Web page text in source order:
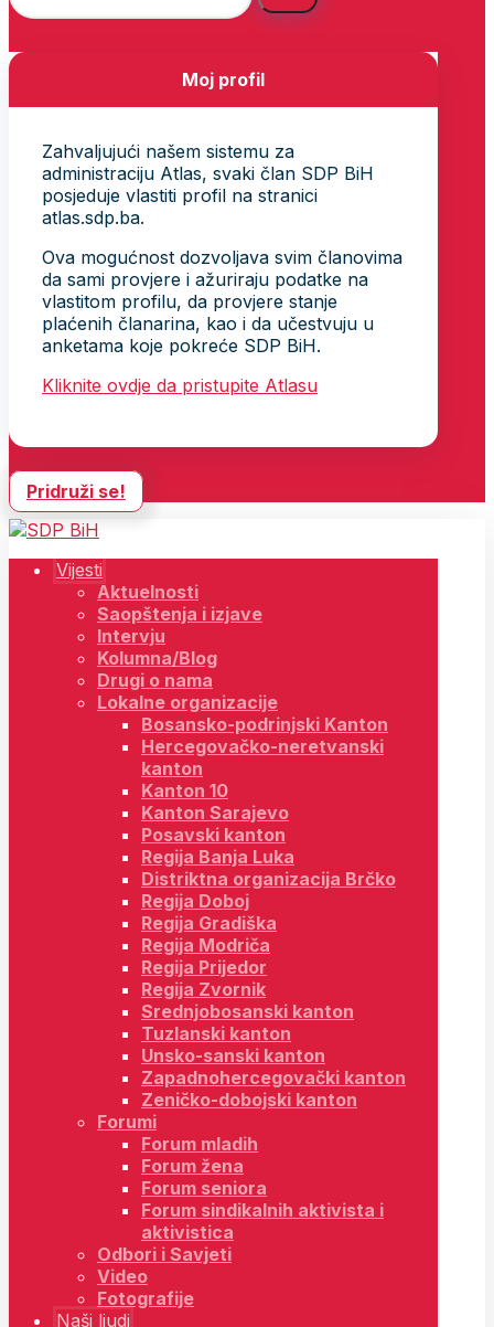
Moj profil
Zahvaljujući našem sistemu za
administraciju Atlas, svaki član SDP BiH
posjeduje vlastiti profil na stranici
atlas.sdp.ba.
Ova mogućnost dozvoljava svim članovima
da sami provjere i ažuriraju podatke na
vlastitom profilu, da provjere stanje
plaćenih članarina, kao i da učestvuju u
anketama koje pokreće SDP BiH.
Kliknite ovdje da pristupite Atlasu
Pridruži se!
Vijesti
Aktuelnosti
Saopštenja i izjave
Intervju
Kolumna/Blog
Drugi o nama
Lokalne organizacije
Bosansko-podrinjski Kanton
Hercegovačko-neretvanski
kanton
Kanton 10
Kanton Sarajevo
Posavski kanton
Regija Banja Luka
Distriktna organizacija Brčko
Regija Doboj
Regija Gradiška
Regija Modriča
Regija Prijedor
Regija Zvornik
Srednjobosanski kanton
Tuzlanski kanton
Unsko-sanski kanton
Zapadnohercegovački kanton
Zeničko-dobojski kanton
Forumi
Forum mladih
Forum žena
Forum seniora
Forum sindikalnih aktivista i
aktivistica
Odbori i Savjeti
Video
Fotografije
Naši ljudi